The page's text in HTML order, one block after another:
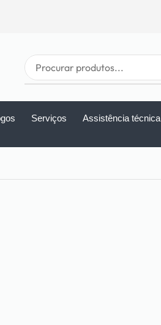
Serviços Assistência técnica